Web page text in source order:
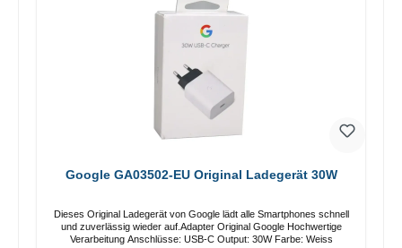
Google GA03502-EU Original Ladegerät 30W
Dieses Original Ladegerät von Google lädt alle Smartphones schnell
und zuverlässig wieder auf.Adapter Original Google Hochwertige
Verarbeitung Anschlüsse: USB-C Output: 30W Farbe: Weiss